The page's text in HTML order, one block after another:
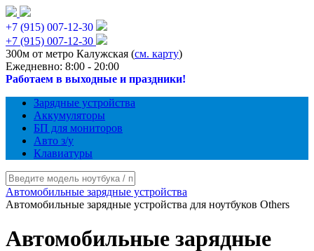
+7 (915) 007-12-30
+7 (915) 007-12-30
300м от метро Калужская (см. карту)
Ежедневно: 8:00 - 20:00
Работаем в выходные и праздники!
Зарядные устройства
Аккумуляторы
БП для мониторов
Авто з/у
Клавиатуры
Автомобильные зарядные устройства
Автомобильные зарядные устройства для ноутбуков Others
Автомобильные зарядные